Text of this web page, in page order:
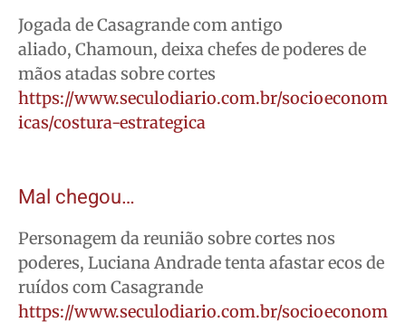
Jogada de Casagrande com antigo
aliado, Chamoun, deixa chefes de poderes de
mãos atadas sobre cortes
https://www.seculodiario.com.br/socioeconom
icas/costura-estrategica
Mal chegou…
Personagem da reunião sobre cortes nos
poderes, Luciana Andrade tenta afastar ecos de
ruídos com Casagrande
https://www.seculodiario.com.br/socioeconom